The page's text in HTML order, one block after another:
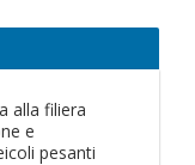
alla filiera
e
pesanti